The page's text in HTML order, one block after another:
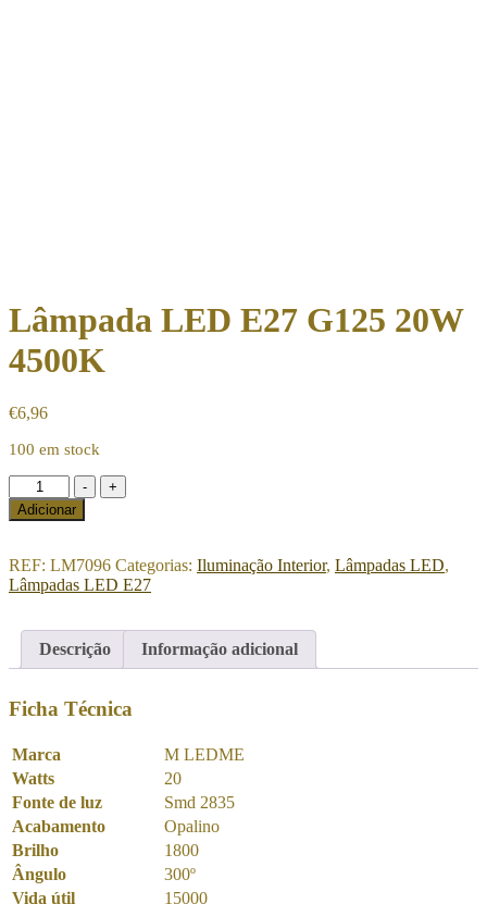
Lâmpada LED E27 G125 20W
4500K
€6,96
100 em stock
-
Quantidade
de
Lâmpada
E27
G125
+
Adicionar
REF: LM7096 Categorias: Iluminação Interior, Lâmpadas LED,
Lâmpadas LED E27
Descrição Informação adicional
Ficha Técnica
Marca
M LEDME
Watts
20
Fonte de luz
Smd 2835
Acabamento
Opalino
Brilho
1800
Ângulo
300º
Vida útil
15000